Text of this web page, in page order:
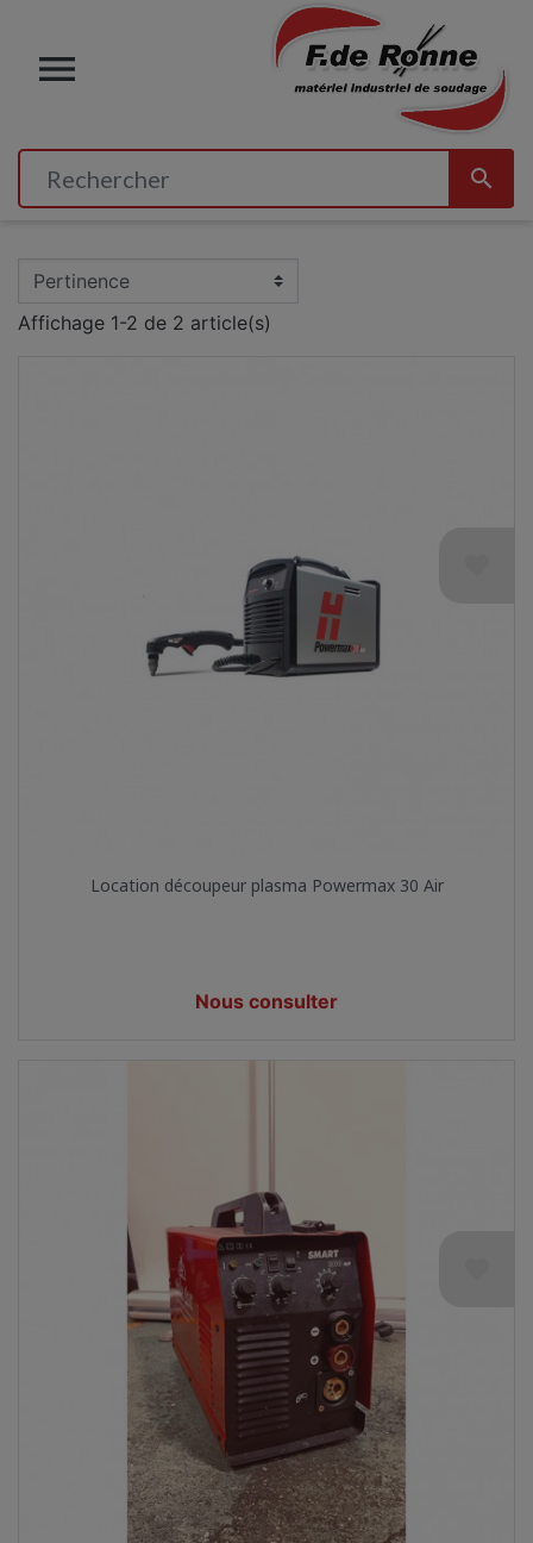


Affichage 1-2 de 2 article(s)
Location découpeur plasma Powermax 30 Air
Prix
Nous consulter